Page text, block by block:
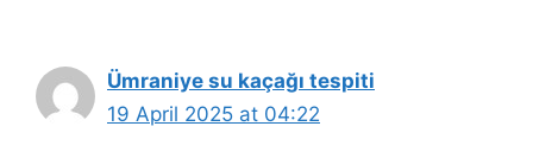
Ümraniye su kaçağı tespiti
19 April 2025 at 04:22